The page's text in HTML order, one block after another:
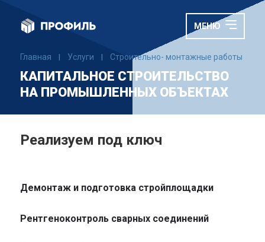
МЕНЮ
Главная Услуги Строительно- монтажные работы
КАПИТАЛЬНОЕ СТРОИТЕЛЬСТВО
НА ПРОМЫШЛЕННЫХ ОБЪЕКТАХ
Реализуем под ключ
Демонтаж и подготовка стройплощадки
Рентгеноконтроль сварных соединений